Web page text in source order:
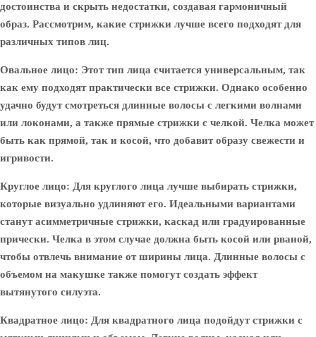
достоинства и скрыть недостатки, создавая гармоничный
образ. Рассмотрим, какие стрижки лучше всего подходят для
различных типов лиц.
Овальное лицо: Этот тип лица считается универсальным, так
как ему подходят практически все стрижки. Однако особенно
удачно будут смотреться длинные волосы с легкими волнами
или локонами, а также прямые стрижки с челкой. Челка может
быть как прямой, так и косой, что добавит образу свежести и
игривости.
Круглое лицо: Для круглого лица лучше выбирать стрижки,
которые визуально удлиняют его. Идеальными вариантами
станут асимметричные стрижки, каскад или градуированные
прически. Челка в этом случае должна быть косой или рваной,
чтобы отвлечь внимание от ширины лица. Длинные волосы с
объемом на макушке также помогут создать эффект
вытянутого силуэта.
Квадратное лицо: Для квадратного лица подойдут стрижки с